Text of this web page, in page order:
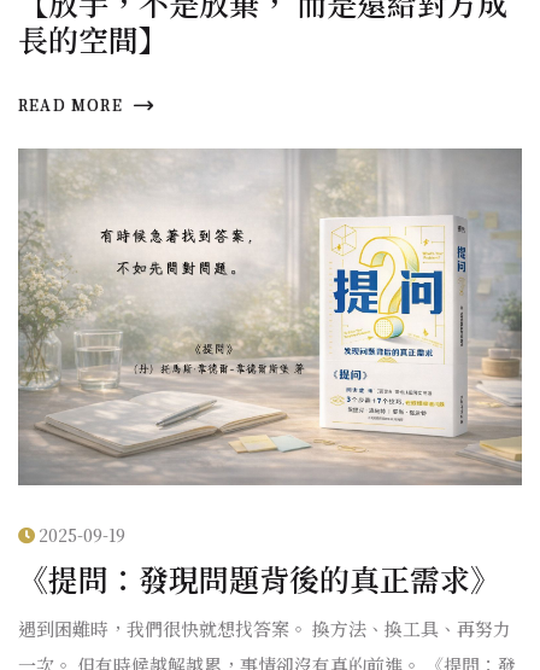
長的空間】
READ MORE
2025-09-19
《提問：發現問題背後的真正需求》
遇到困難時，我們很快就想找答案。 換方法、換工具、再努力
一次。 但有時候越解越累，事情卻沒有真的前進。 《提問：發